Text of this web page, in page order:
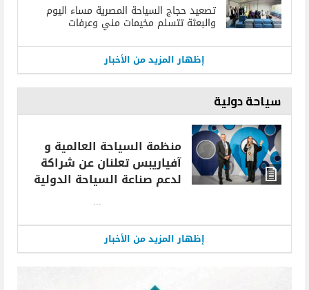
تصعيد حجاج السياحة المصرية مساء اليوم
والبعثة تتسلم مخيمات مني وعرفات
إظهار المزيد من الأخبار
سياحة دولية
منظمة السياحة العالمية و
آفياريبس تعلنان عن شراكة
لدعم صناعة السياحة الدولية
سياحة تركيا تجذب أكثر من 23 مليون سائحا
إظهار المزيد من الأخبار